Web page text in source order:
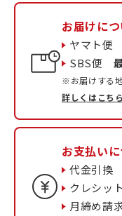
お届けに
ヤマト
SBS便
※お届けする
詳しくはこちら
お支払い
代金引換
クレシッ
月締め請